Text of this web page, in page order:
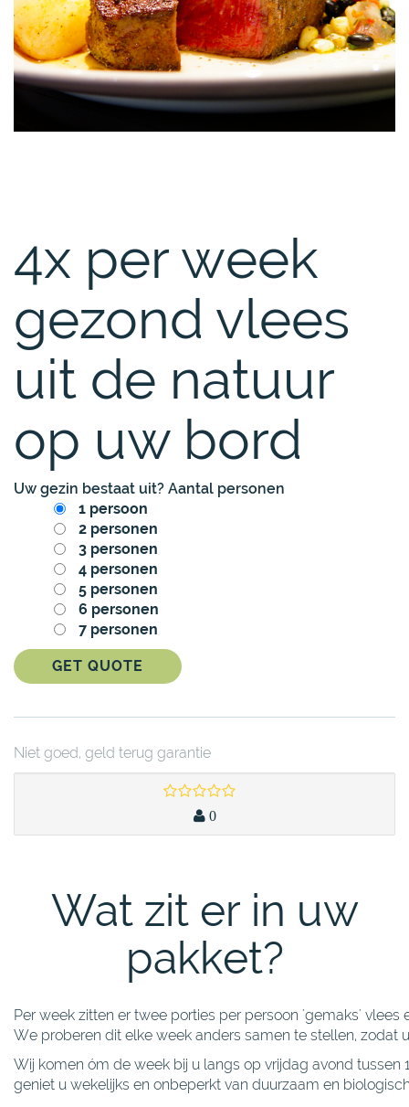
4x per week
gezond vlees
uit de natuur
op uw bord
Uw gezin bestaat uit? Aantal personen
1 persoon
2 personen
3 personen
4 personen
5 personen
6 personen
7 personen
GET QUOTE
Niet goed, geld terug garantie
0
Wat zit er in uw
pakket?
Per week zitten er twee porties per persoon 'gemaks'
We proberen dit elke week anders samen te stellen, zodat
Wij komen óm de week bij u langs op vrijdag avond tussen
geniet u wekelijks en onbeperkt van duurzaam en